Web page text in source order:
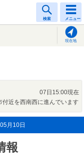
検索 メニュー
現在地
07日15:00現在
近を西南西に進んでいます
月10日
報